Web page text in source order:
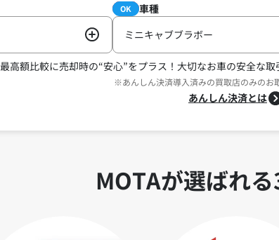
必須 車種
OK
ミニキャブブラボー
最高額比較に売却時の“安心”をプラス！ 大切なお車の安全な
※あんしん決済導入済みの買取店のみのお
あんしん決済とは
MOTAが選ばれ